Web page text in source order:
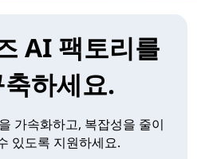
AI 팩토리를
하세요.
가속화하고, 복잡성을 줄이
있도록 지원하세요.